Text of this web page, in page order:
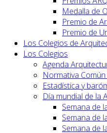
Medalla de
Premio de
Premio de
Los Colegios de
Los Colegios
Agenda
Normativa
Estadística y
Día mundial de la
Semana de
Semana de
Semana de